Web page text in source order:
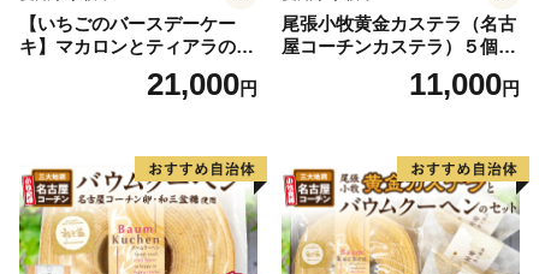
【いちごのバースデーケー
キ】マカロンとティアラのケ
ーキ スイーツ 日時指定可 デ
ザート 洋菓子 お取り寄せ 愛
デコレーションケーキ ホー
ルケーキ
21,000円
尾張小牧黄金カステラ（名古
屋コーチンカステラ）５個入
名古屋コーチン カステラ ザ
ラメ 常温 愛知県 小牧市 アン
11,000円